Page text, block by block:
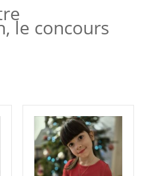
le concours